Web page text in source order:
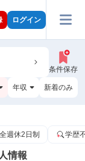
ログイン
条件保存
年収 新着のみ
週休2日制 学歴
情報